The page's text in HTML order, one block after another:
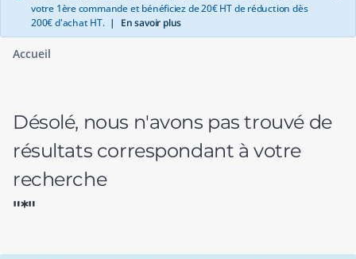
votre 1ère commande et bénéficiez de 20€ HT de réduction dès
200€ d'achat HT. | En savoir plus
Accueil
Désolé, nous n'avons pas trouvé de
résultats correspondant à votre
recherche
"*"